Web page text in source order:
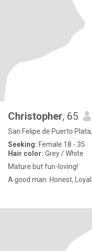
Christopher, 65
San Felipe de Puerto
Seeking: Female 18 - 35
Hair color: Grey / White
Mature but fun-loving!
A good man. Honest,